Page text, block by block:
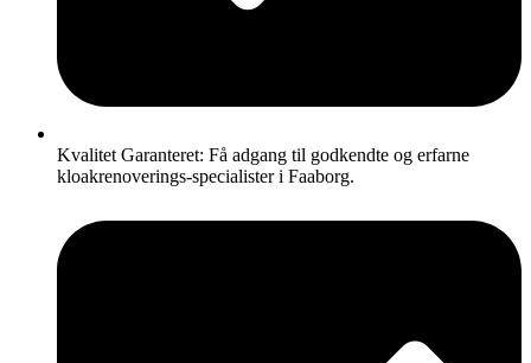
Kvalitet Garanteret: Få adgang til godkendte og erfarne
kloakrenoverings-specialister i Faaborg.